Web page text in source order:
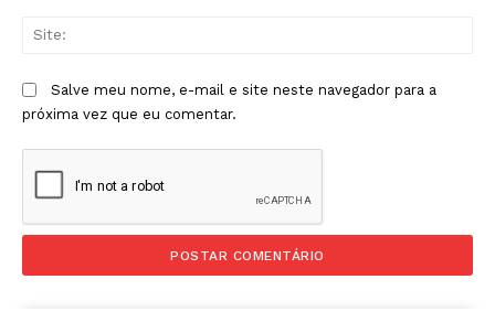
Salve meu nome, e-mail e site neste navegador para a
próxima vez que eu comentar.